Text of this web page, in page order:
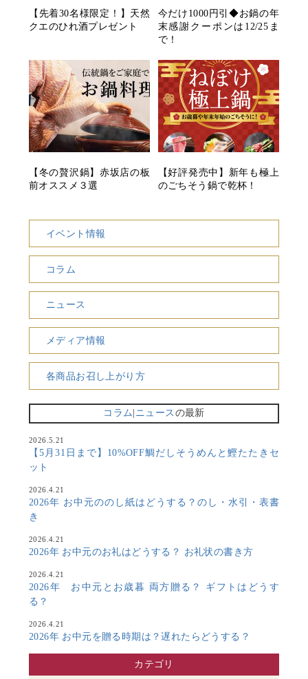
【先着30名様限定！】天然
クエのひれ酒プレゼント
今だけ1000円引◆お鍋の年
末感謝クーポンは12/25ま
で！
【冬の贅沢鍋】赤坂店の板
前オススメ３選
【好評発売中】新年も極上
のごちそう鍋で乾杯！
イベント情報
コラム
ニュース
メディア情報
各商品お召し上がり方
コラム ニュース の最新
2026.5.21
【5月31日まで】10%OFF鯛だしそうめんと鰹たたきセ
ット
2026.4.21
2026年 お中元ののし紙はどうする？のし・水引・表書
き
2026.4.21
2026年 お中元のお礼はどうする？ お礼状の書き方
2026.4.21
2026年 お中元とお歳暮 両方贈る？ ギフトはどうす
る？
2026.4.21
2026年 お中元を贈る時期は？遅れたらどうする？
カテゴリ